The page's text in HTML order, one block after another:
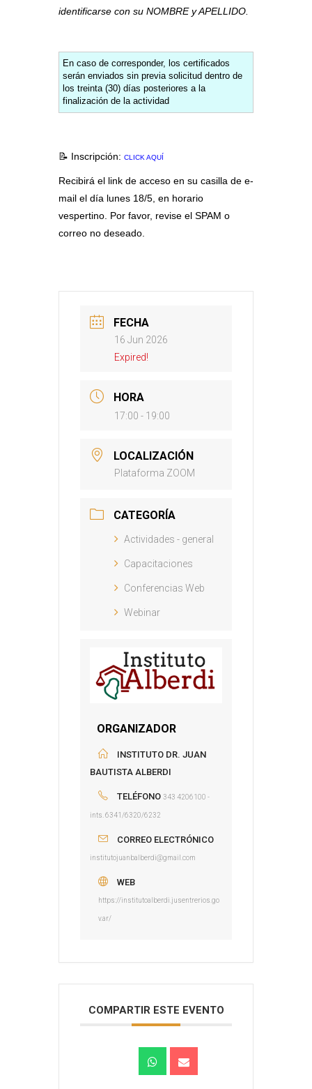
identificarse con su NOMBRE y APELLIDO.
En caso de corresponder, los certificados
serán enviados sin previa solicitud dentro de
los treinta (30) días posteriores a la
finalización de la actividad
📝 Inscripción: CLICK AQUÍ
Recibirá el link de acceso en su casilla de e-
mail el día lunes 18/5, en horario
vespertino. Por favor, revise el SPAM o
correo no deseado.
FECHA
16 Jun 2026
Expired!
HORA
17:00 - 19:00
LOCALIZACIÓN
Plataforma ZOOM
CATEGORÍA
Actividades - general
Capacitaciones
Conferencias Web
Webinar
ORGANIZADOR
INSTITUTO DR. JUAN
BAUTISTA ALBERDI
TELÉFONO 343 4206100 -
ints. 6341/6320/6232
CORREO ELECTRÓNICO
institutojuanbalberdi@gmail.com
WEB
https://institutoalberdi.jusentrerios.go
v.ar/
COMPARTIR ESTE EVENTO